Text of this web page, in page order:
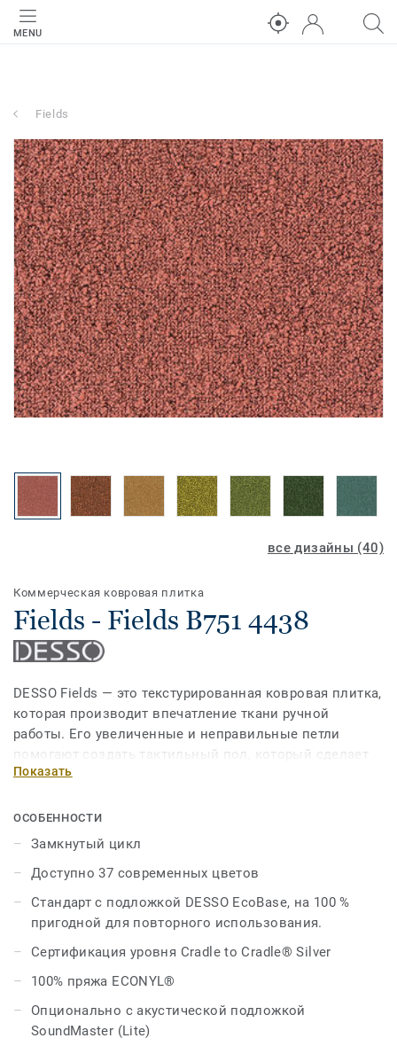
MENU
Fields
все дизайны (40)
Коммерческая ковровая плитка
Fields - Fields B751 4438
DESSO Fields — это текстурированная ковровая плитка,
которая производит впечатление ткани ручной
работы. Его увеличенные и неправильные петли
помогают создать тактильный пол, который сделает
любое пространство теплым и уютным. С
которые можно комбинировать для получения
уникальных результатов, дизайнеры могут смешивать
различные нейтральные тона или сочетать яркие
цвета с более острыми оттенками для богатой
эстетики.
Продолжая расширять ассортимент, Fields можно
идеально сочетать с коллекцией DESSO Linon,
объединяя различные текстуры для создания
гамму до 55.
Показать
ОСОБЕННОСТИ
Замкнутый цикл
Доступно 37 современных цветов
Стандарт с подложкой DESSO EcoBase, на 100 %
пригодной для повторного использования.
Сертификация уровня Cradle to Cradle® Silver
100% пряжа ECONYL®
Опционально с акустической подложкой
SoundMaster (Lite)